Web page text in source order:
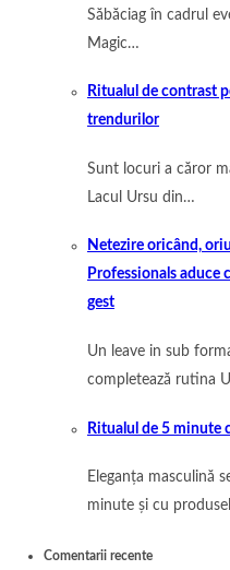
Săbăciag în cadrul
Magic…
Ritualul de contrast
trendurilor
Sunt locuri a căror
Lacul Ursu din…
Netezire oricând,
Professionals
gest
Un leave in sub
completează rutina
Ritualul de 5 minute
Eleganța masculină
minute și cu
Comentarii recente